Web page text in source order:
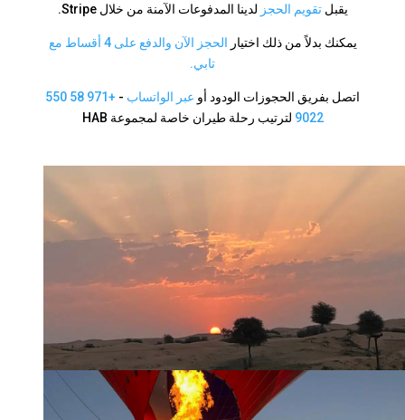
يقبل تقويم الحجز لدينا المدفوعات الآمنة من خلال Stripe.
يمكنك بدلاً من ذلك اختيار
الحجز الآن والدفع على 4 أقساط مع
تابي.
اتصل بفريق الحجوزات الودود أو عبر الواتساب -
+971 58 550
9022 لترتيب رحلة طيران خاصة لمجموعة HAB